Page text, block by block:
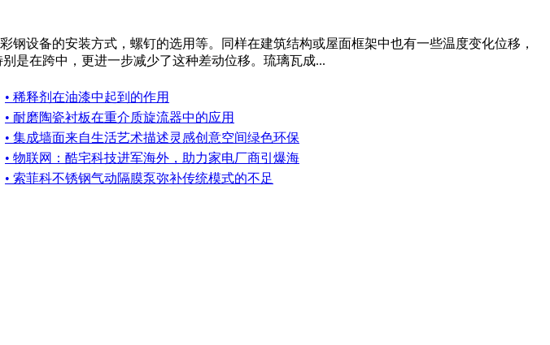
设备的安装方式，螺钉的选用等。同样在建筑结构或屋面框架中也有一些温度变化位移，
是在跨中，更进一步减少了这种差动位移。琉璃瓦成...
• 稀释剂在油漆中起到的作用
• 耐磨陶瓷衬板在重介质旋流器中的应用
• 集成墙面来自生活艺术描述灵感创意空间绿色环保
• 物联网：酷宅科技进军海外，助力家电厂商引爆海
• 索菲科不锈钢气动隔膜泵弥补传统模式的不足